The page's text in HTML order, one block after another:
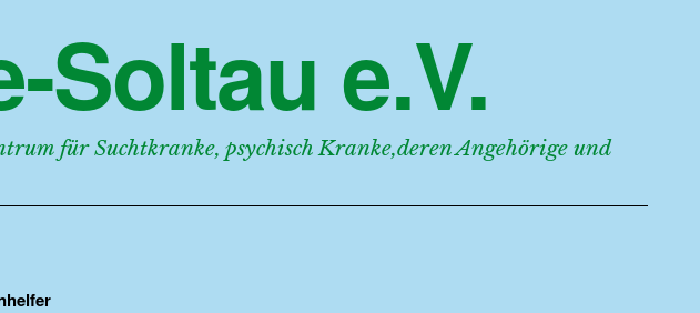
Soltau e.V.
für Suchtkranke, psychisch Kranke,deren Angehörige und